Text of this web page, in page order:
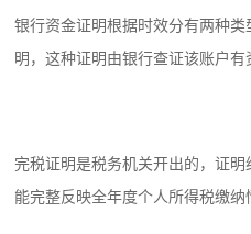
银行资金证明根据时效分有两种
明，这种证明由银行查证该账户
完税证明是税务机关开出的，证
能完整反映全年度个人所得税缴纳